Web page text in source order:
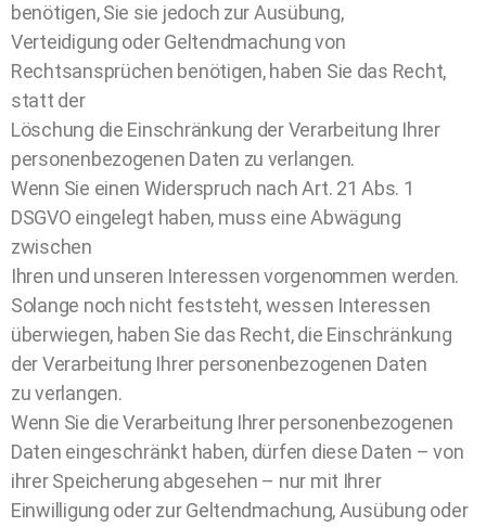
benötigen, Sie sie jedoch zur Ausübung,
Verteidigung oder Geltendmachung von
Rechtsansprüchen benötigen, haben Sie das Recht,
statt der
Löschung die Einschränkung der Verarbeitung Ihrer
personenbezogenen Daten zu verlangen.
Wenn Sie einen Widerspruch nach Art. 21 Abs. 1
DSGVO eingelegt haben, muss eine Abwägung
zwischen
Ihren und unseren Interessen vorgenommen werden.
Solange noch nicht feststeht, wessen Interessen
überwiegen, haben Sie das Recht, die Einschränkung
der Verarbeitung Ihrer personenbezogenen Daten
zu verlangen.
Wenn Sie die Verarbeitung Ihrer personenbezogenen
Daten eingeschränkt haben, dürfen diese Daten – von
ihrer Speicherung abgesehen – nur mit Ihrer
Einwilligung oder zur Geltendmachung, Ausübung oder